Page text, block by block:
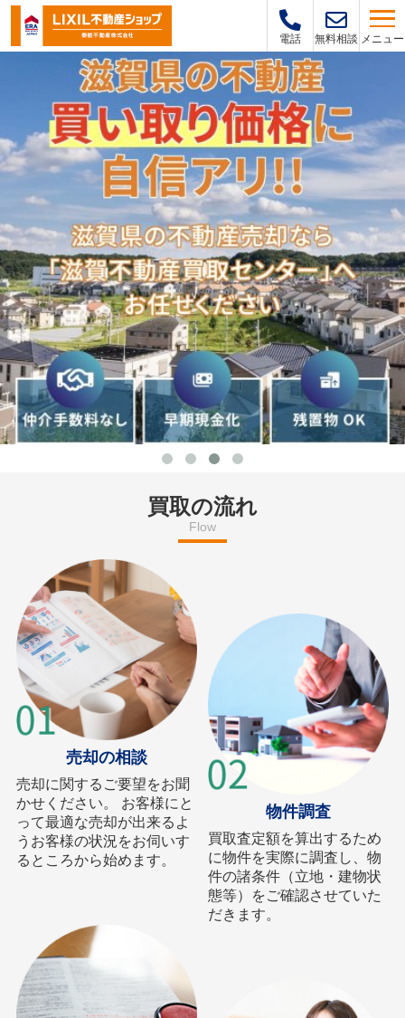
電話 無料相談 メニュー
買取の流れ
Flow
売却の相談
売却に関するご要望をお聞
かせください。 お客様にと
って最適な売却が出来るよ
うお客様の状況をお伺いす
るところから始めます。
物件調査
買取査定額を算出するため
に物件を実際に調査し、物
件の諸条件（立地・建物状
態等）をご確認させていた
だきます。